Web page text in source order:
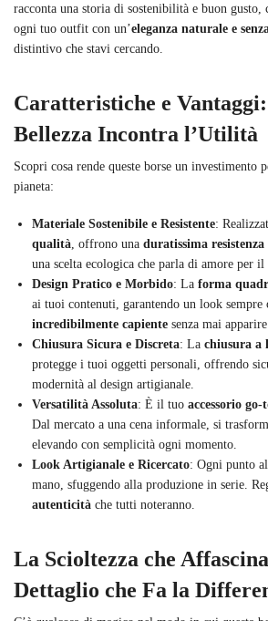
racconta una storia di sostenibilità e buon gusto,
ogni tuo outfit con un’eleganza naturale e
distintivo che stavi cercando.
Caratteristiche e
Bellezza Incontra l’Utilità
Scopri cosa rende queste borse un investimento
pianeta:
Materiale Sostenibile e Resistente:
qualità, offrono una duratissima resistenza
una scelta ecologica che parla di amore per
Design Pratico e Morbido: La forma
ai tuoi contenuti, garantendo un look sempre
incredibilmente capiente senza mai
Chiusura Sicura e Discreta: La chiusura a
protegge i tuoi oggetti personali, offrendo
modernità al design artigianale.
Versatilità Assoluta: È il tuo accessorio
Dal mercato a una cena informale, si
elevando con semplicità ogni momento.
Look Artigianale e Ricercato: Ogni punto
mano, sfuggendo alla produzione in serie.
autenticità che tutti noteranno.
La Scioltezza che
Dettaglio che Fa la